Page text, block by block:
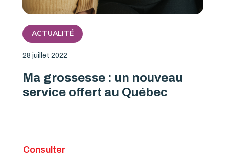
ACTUALITÉ
28 juillet 2022
Ma grossesse : un nouveau
service offert au Québec
Consulter